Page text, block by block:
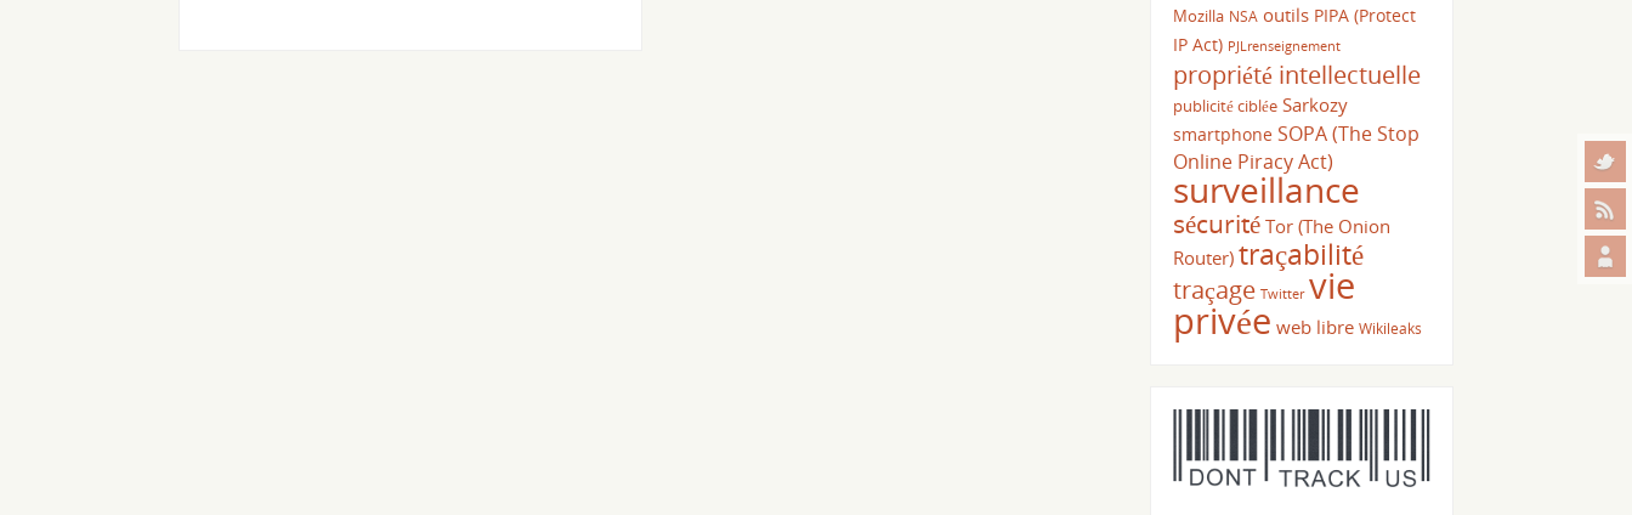
Mozilla NSA outils PIPA (Protect
IP Act) PJLrenseignement
propriété intellectuelle
publicité ciblée Sarkozy
smartphone SOPA (The Stop
Online Piracy Act)
surveillance
sécurité Tor (The Onion
Router) traçabilité
traçage Twitter vie
privée web libre Wikileaks